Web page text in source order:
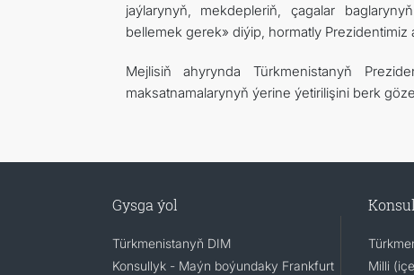
jaýlarynyň, mekdepleriň, çagalar
bellemek gerek» diýip, hormatly Prezidentimiz
Mejlisiň ahyrynda Türkmenistanyň
maksatnamalarynyň ýerine ýetirilişini berk
Gysga ýol
Türkmenistanyň DIM
Konsullyk - Maýn boýundaky Frankfurt
Milli